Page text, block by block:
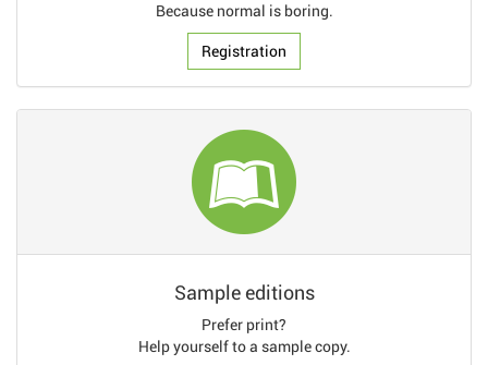
Because normal is boring.
Registration
Sample editions
Prefer print?
Help yourself to a sample copy.